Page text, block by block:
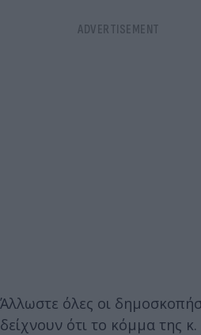
Άλλωστε όλες οι
δείχνουν ότι το κόμμα της